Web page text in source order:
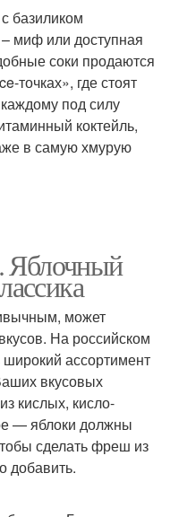
базиликом
– миф или доступная
соки продаются
точках», где стоят
под силу
коктейль,
в самую хмурую
Яблочный
может
На российском
ассортимент
вкусовых
кислых, кисло-
— яблоки должны
сделать фреш из
добавить.